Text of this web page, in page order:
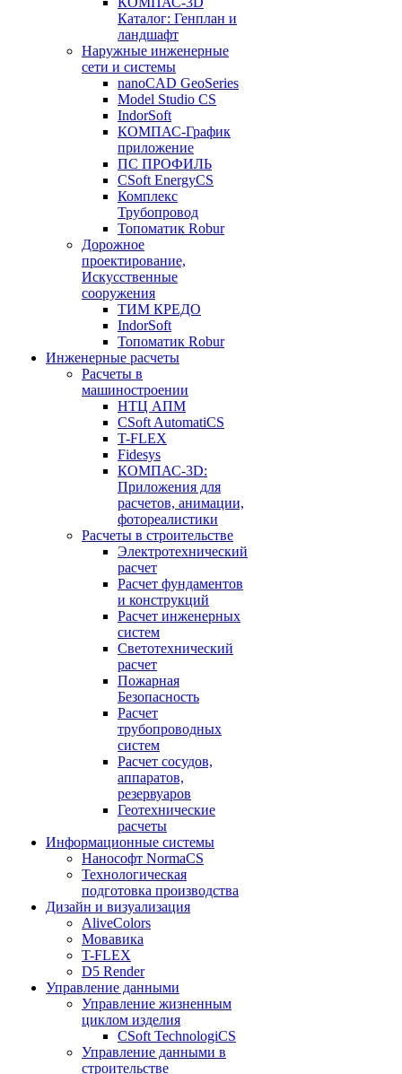
Каталог: Генплан и
ландшафт
Наружные инженерные
сети и системы
nanoCAD GeoSeries
Model Studio CS
IndorSoft
КОМПАС-График
приложение
ПС ПРОФИЛЬ
CSoft EnergyCS
Комплекс
Трубопровод
Топоматик Robur
Дорожное
проектирование,
Искусственные
сооружения
ТИМ КРЕДО
IndorSoft
Топоматик Robur
Инженерные расчеты
Расчеты в
машиностроении
НТЦ АПМ
CSoft AutomatiCS
T-FLEX
Fidesys
КОМПАС-3D:
Приложения для
расчетов, анимации,
фотореалистики
Расчеты в строительстве
Электротехнический
расчет
Расчет фундаментов
и конструкций
Расчет инженерных
систем
Светотехнический
расчет
Пожарная
Безопасность
Расчет
трубопроводных
систем
Расчет сосудов,
аппаратов,
резервуаров
Геотехнические
расчеты
Информационные системы
Нанософт NormaCS
Технологическая
подготовка производства
Дизайн и визуализация
AliveColors
Мовавика
T-FLEX
D5 Render
Управление данными
Управление жизненным
циклом изделия
CSoft TechnologiCS
Управление данными в
строительстве